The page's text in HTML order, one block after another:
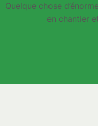
Quelque chose
en chantier